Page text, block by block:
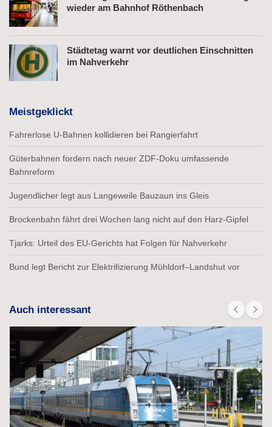
wieder am Bahnhof Röthenbach
Städtetag warnt vor deutlichen Einschnitten
im Nahverkehr
Meistgeklickt
Fahrerlose U-Bahnen kollidieren bei Rangierfahrt
Güterbahnen fordern nach neuer ZDF-Doku umfassende
Bahnreform
Jugendlicher legt aus Langeweile Bauzaun ins Gleis
Brockenbahn fährt drei Wochen lang nicht auf den Harz-Gipfel
Tjarks: Urteil des EU-Gerichts hat Folgen für Nahverkehr
Bund legt Bericht zur Elektrifizierung Mühldorf–Landshut vor
Auch interessant